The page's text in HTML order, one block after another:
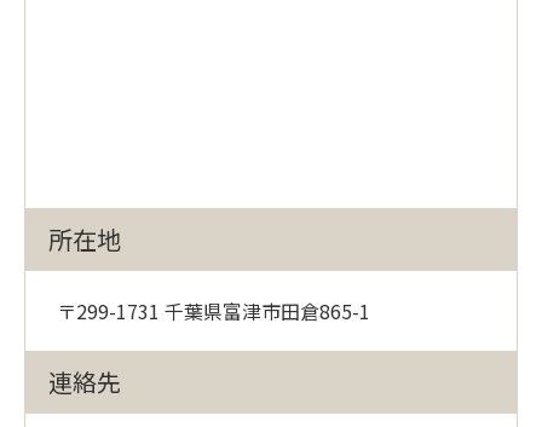
所在地
〒299-1731 千葉県富津市田倉865-1
連絡先